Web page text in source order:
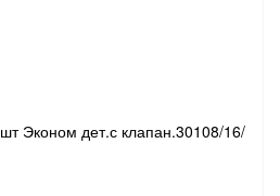
Эконом дет.с клапан.30108/16/